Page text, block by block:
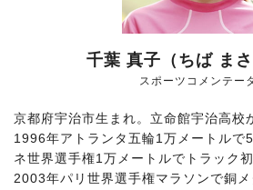
千葉 真子（ちば ま
スポーツコメンテー
京都府宇治市生まれ。立命館宇治高校
1996年アトランタ五輪1万メートルで
ネ世界選手権1万メートルでトラック
2003年パリ世界選手権マラソンで銅